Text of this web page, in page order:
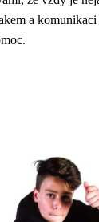
a komunikaci